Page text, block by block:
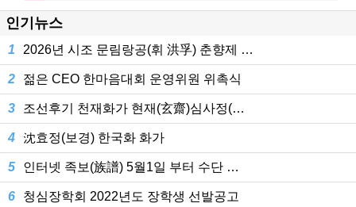
인기뉴스
1 2026년 시조 문림랑공(휘 洪孚) 춘향제 …
2 젊은 CEO 한마음대회 운영위원 위촉식
3 조선후기 천재화가 현재(玄齋)심사정(…
4 沈효정(보경) 한국화 화가
5 인터넷 족보(族譜) 5월1일 부터 수단 …
6 청심장학회 2022년도 장학생 선발공고